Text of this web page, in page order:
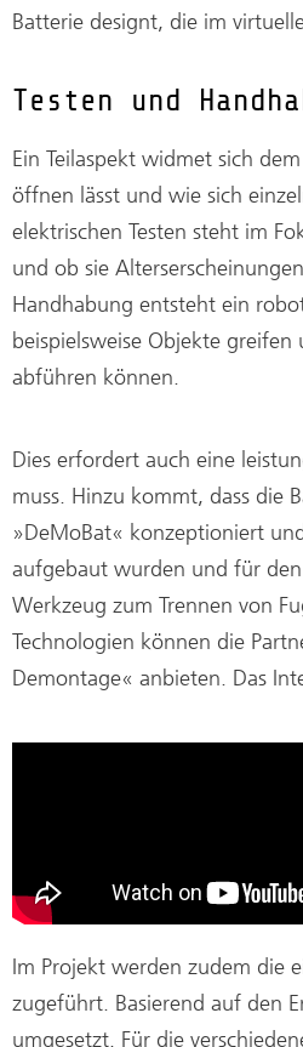
Batterie designt, die im
Testen und
Ein Teilaspekt widmet sich
öffnen lässt und wie sich
elektrischen Testen steht im
und ob sie
Handhabung entsteht ein
beispielsweise Objekte
abführen können.
Dies erfordert auch eine
muss. Hinzu kommt, dass die
»DeMoBat« konzeptioniert
aufgebaut wurden und für
Werkzeug zum Trennen von
Technologien können die
Demontage« anbieten. Das
Im Projekt werden zudem die
zugeführt. Basierend auf den
umgesetzt. Für die